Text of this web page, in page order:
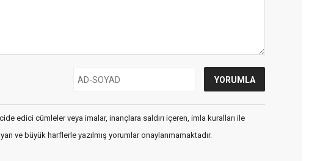
edici cümleler veya imalar, inançlara saldırı içeren, imla kuralları ile
ve büyük harflerle yazılmış yorumlar onaylanmamaktadır.